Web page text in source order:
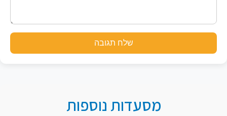
שלח תגובה
מסעדות נוספות